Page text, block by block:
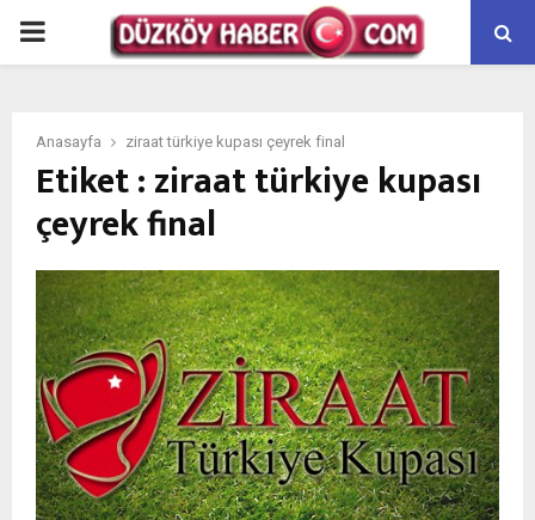
PRIMARY
Anasayfa ziraat türkiye kupası çeyrek final
Etiket : ziraat türkiye kupası
çeyrek final